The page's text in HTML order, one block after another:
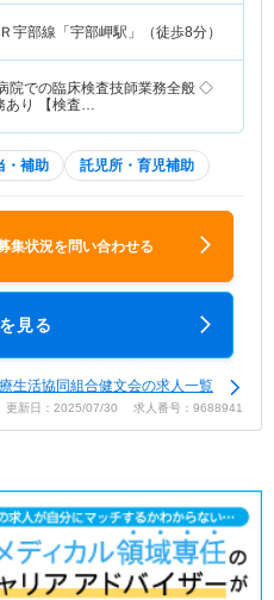
Ｒ宇部線「宇部岬駅」（徒歩8分）
院での臨床検査技師業務全般 ◇
夜間休日待機業務あり 【検査…
・補助 託児所・育児補助
集状況を問い合わせる
見る
生活協同組合健文会の求人一覧
更新日：2025/07/30 求人番号：9688941